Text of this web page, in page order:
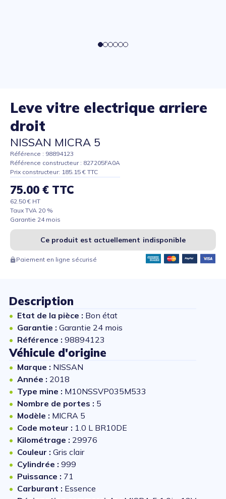
Leve vitre electrique arriere
droit
NISSAN MICRA 5
Référence : 98894123
Référence constructeur : 827205FA0A
Prix constructeur: 185.15 € TTC
75.00 € TTC
62.50 € HT
Taux TVA 20 %
Garantie 24 mois
Ce produit est actuellement indisponible
Paiement en ligne sécurisé
Description
Etat de la pièce : Bon état
Garantie : Garantie 24 mois
Référence : 98894123
Véhicule d'origine
Marque : NISSAN
Année : 2018
Type mine : M10NSSVP035M533
Nombre de portes : 5
Modèle : MICRA 5
Code moteur : 1.0 L BR10DE
Kilométrage : 29976
Couleur : Gris clair
Cylindrée : 999
Puissance : 71
Carburant : Essence